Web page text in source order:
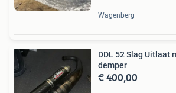
Wagenberg
DDL 52 Slag Uitlaat
demper
€ 400,00